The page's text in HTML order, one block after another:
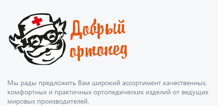
Мы рады предложить Вам широкий ассортимент качественных,
комфортных и практичных ортопедических изделий от ведущих
мировых производителей.